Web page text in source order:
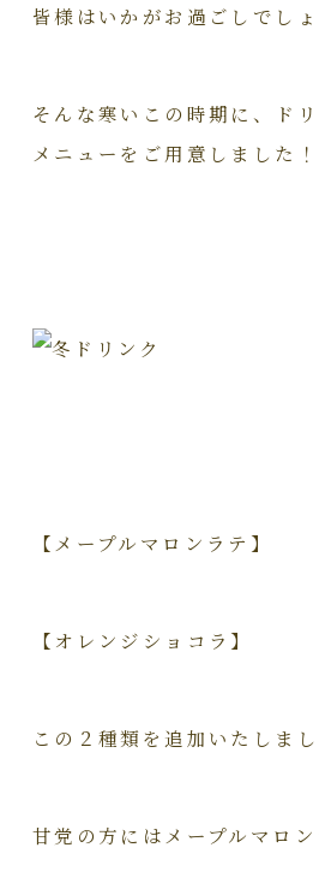
皆様はいかがお過ごしでし
そんな寒いこの時期に、ド
メニューをご用意しました
【メープルマロンラテ】
【オレンジショコラ】
この２種類を追加いたしま
甘党の方にはメープルマロン